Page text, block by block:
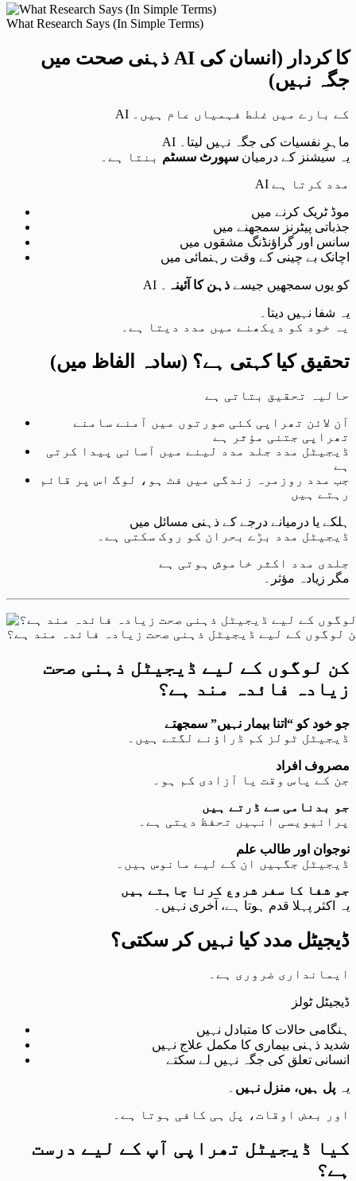
What Research Says (In Simple Terms)
ذہنی صحت میں AI کا کردار (انسان کی
جگہ نہیں)
AI کے بارے میں غلط فہمیاں عام ہیں۔
AI ماہرِ نفسیات کی جگہ نہیں لیتا۔
یہ سیشنز کے درمیان سپورٹ سسٹم بنتا ہے۔
AI مدد کرتا ہے
موڈ ٹریک کرنے میں
جذباتی پیٹرنز سمجھنے میں
سانس اور گراؤنڈنگ مشقوں میں
اچانک بے چینی کے وقت رہنمائی میں
AI کو یوں سمجھیں جیسے ذہن کا آئینہ
یہ شفا نہیں دیتا۔
یہ خود کو دیکھنے میں مدد دیتا ہے۔
تحقیق کیا کہتی ہے؟ (سادہ الفاظ میں)
حالیہ تحقیق بتاتی ہے
آن لائن تھراپی کئی صورتوں میں آمنے سامنے
تھراپی جتنی مؤثر ہے
ڈیجیٹل مدد جلد مدد لینے میں آسانی پیدا کرتی
ہے
جب مدد روزمرہ زندگی میں فٹ ہو، لوگ اس پر قائم
رہتے ہیں
ہلکے یا درمیانے درجے کے ذہنی مسائل میں
ڈیجیٹل مدد بڑے بحران کو روک سکتی ہے۔
جلدی مدد اکثر خاموش ہوتی ہے
مگر زیادہ مؤثر۔
لوگوں کے لیے ڈیجیٹل ذہنی صحت زیادہ فائدہ مند ہے؟
کن لوگوں کے لیے ڈیجیٹل ذہنی صحت
زیادہ فائدہ مند ہے؟
جو خود کو “اتنا بیمار نہیں” سمجھتے
ڈیجیٹل ٹولز کم ڈراؤنے لگتے ہیں۔
مصروف افراد
جن کے پاس وقت یا آزادی کم ہو۔
جو بدنامی سے ڈرتے ہیں
پرائیویسی انہیں تحفظ دیتی ہے۔
نوجوان اور طالب علم
ڈیجیٹل جگہیں ان کے لیے مانوس ہیں۔
جو شفا کا سفر شروع کرنا چاہتے ہیں
یہ اکثر پہلا قدم ہوتا ہے، آخری نہیں۔
ڈیجیٹل مدد کیا نہیں کر سکتی؟
ایمانداری ضروری ہے۔
ڈیجیٹل ٹولز
ہنگامی حالات کا متبادل نہیں
شدید ذہنی بیماری کا مکمل علاج نہیں
انسانی تعلق کی جگہ نہیں لے سکتے
یہ پل ہیں، منزل نہیں
اور بعض اوقات، پل ہی کافی ہوتا ہے۔
کیا ڈیجیٹل تھراپی آپ کے لیے درست
ہے؟